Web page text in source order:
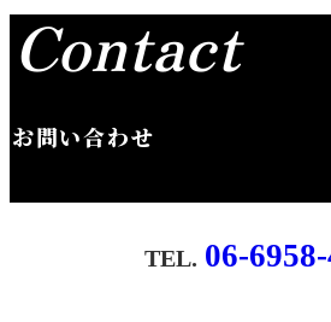
Contact
お問い合わせ
06-